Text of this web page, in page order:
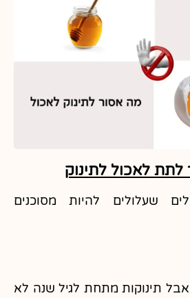
לאכול לתינוק​
שעלולים להיות מסוכנים
תינוקות מתחת לגיל שנה לא